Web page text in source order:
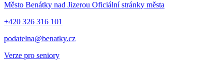
Město Benátky nad Jizerou Oficiální stránky města
+420 326 316 101
podatelna@benatky.cz
Verze pro seniory